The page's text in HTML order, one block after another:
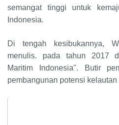
semangat tinggi untuk
Indonesia.
Di tengah kesibukannya,
menulis. pada tahun 2017
Maritim Indonesia". Butir
pembangunan potensi kelautan